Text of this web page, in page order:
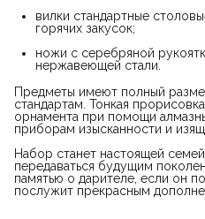
вилки стандартные
горячих закусок;
ножи с серебряной
нержавеющей стали.
Предметы имеют полный
стандартам. Тонкая
орнамента при помощи
приборам изысканности и
Набор станет настоящей
передаваться будущим
памятью о дарителе, если он
послужит прекрасным